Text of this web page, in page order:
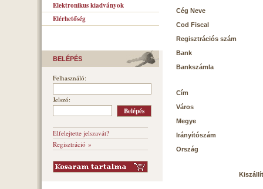
Elektronikus kiadványok
Elérhetőség
BELÉPÉS
Felhasználó:
Jelszó:
Elfelejtette jelszavát?
Regisztráció »
Cég Neve
Cod Fiscal
Regisztrációs szám
Bank
Bankszámla
Cím
Város
Megye
Irányítószám
Ország